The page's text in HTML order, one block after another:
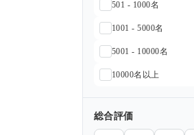
501 - 1000名
1001 - 5000名
5001 - 10000名
10000名以上
総合評価